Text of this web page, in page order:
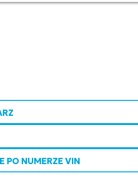
PO NUMERZE VIN